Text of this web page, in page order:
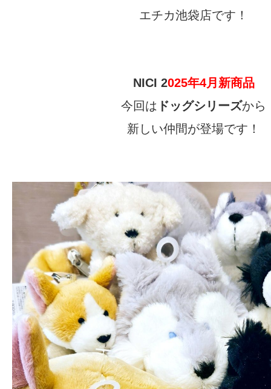
エチカ池袋店です！
NICI 2025年4月新商品
今回は ドッグシリーズから
新しい仲間が登場です！